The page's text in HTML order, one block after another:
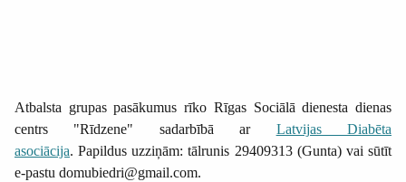
Atbalsta grupas pasākumus rīko Rīgas Sociālā dienesta dienas
centrs "Rīdzene" sadarbībā ar Latvijas Diabēta
asociācija. Papildus uzziņām: tālrunis 29409313 (Gunta) vai sūtīt
e-pastu domubiedri@gmail.com.